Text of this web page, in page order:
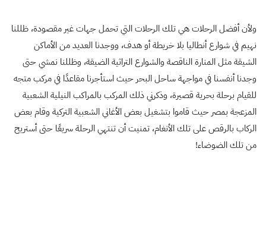
ولأن أفضل الرحلات هي تلك الرحلات التي تحمل جهات غير مقصودة، ظللنا
نهيم في شوارع أنطاليا بلا خريطة أو هدف، ووجدنا العديد من الأماكن
الشيقة مثل المنارة الناقصة والشوارع التراثية الضيقة، وظللنا نمشي حتى
وجدنا أنفسنا في مواجهة ساحل البحر حيث استأجرنا مقاعدًا في مركب متجه
للقيام برحلة بحرية قصيرة، وذكرني ذلك المركب بالمراكب النيلية الشعبية
المزعجة بمصر حيث قاموا بتشغيل بعض الأغاني الشعبية التركية وقام بعض
الركاب بالرقص على تلك الأنغام، تمنيت أن تنتهي الرحلة سريعًا حتى أستريح
من تلك الضوضاء!